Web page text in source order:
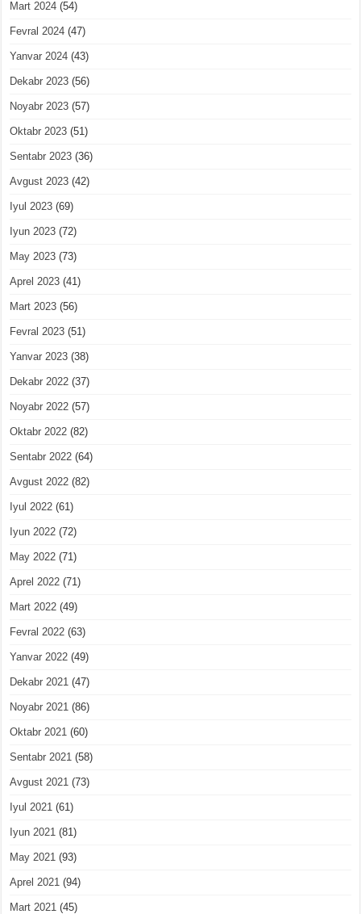
Mart 2024 (54)
Fevral 2024 (47)
Yanvar 2024 (43)
Dekabr 2023 (56)
Noyabr 2023 (57)
Oktabr 2023 (51)
Sentabr 2023 (36)
Avgust 2023 (42)
Iyul 2023 (69)
Iyun 2023 (72)
May 2023 (73)
Aprel 2023 (41)
Mart 2023 (56)
Fevral 2023 (51)
Yanvar 2023 (38)
Dekabr 2022 (37)
Noyabr 2022 (57)
Oktabr 2022 (82)
Sentabr 2022 (64)
Avgust 2022 (82)
Iyul 2022 (61)
Iyun 2022 (72)
May 2022 (71)
Aprel 2022 (71)
Mart 2022 (49)
Fevral 2022 (63)
Yanvar 2022 (49)
Dekabr 2021 (47)
Noyabr 2021 (86)
Oktabr 2021 (60)
Sentabr 2021 (58)
Avgust 2021 (73)
Iyul 2021 (61)
Iyun 2021 (81)
May 2021 (93)
Aprel 2021 (94)
Mart 2021 (45)